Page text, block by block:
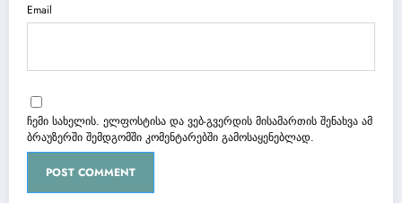
Email
ჩემი სახელის. ელფოსტისა და ვებ-გვერდის მისამართის შენახვა ამ
ბრაუზერში შემდგომში კომენტარებში გამოსაყენებლად.